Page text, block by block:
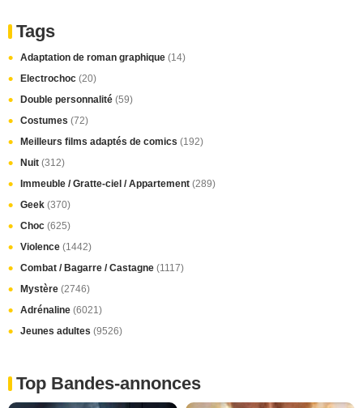
Tags
Adaptation de roman graphique (14)
Electrochoc (20)
Double personnalité (59)
Costumes (72)
Meilleurs films adaptés de comics (192)
Nuit (312)
Immeuble / Gratte-ciel / Appartement (289)
Geek (370)
Choc (625)
Violence (1442)
Combat / Bagarre / Castagne (1117)
Mystère (2746)
Adrénaline (6021)
Jeunes adultes (9526)
Top Bandes-annonces